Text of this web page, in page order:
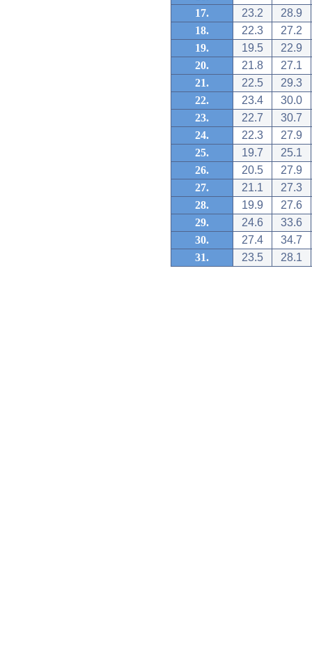
17.
23.2
28.9
18.
22.3
27.2
19.
19.5
22.9
20.
21.8
27.1
21.
22.5
29.3
22.
23.4
30.0
23.
22.7
30.7
24.
22.3
27.9
25.
19.7
25.1
26.
20.5
27.9
27.
21.1
27.3
28.
19.9
27.6
29.
24.6
33.6
30.
27.4
34.7
31.
23.5 28.1